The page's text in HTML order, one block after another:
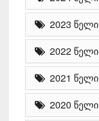
2023 წელი
2022 წელი
2021 წელი
2020 წელი